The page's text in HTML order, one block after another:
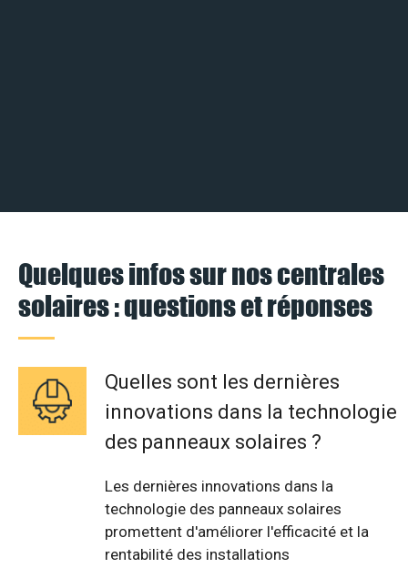
Quelques infos sur nos centrales
solaires : questions et réponses
Quelles sont les dernières
innovations dans la technologie
des panneaux solaires ?
Les dernières innovations dans la
technologie des panneaux solaires
promettent d'améliorer l'efficacité et la
rentabilité des installations